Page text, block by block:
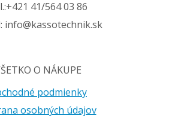
41/564 03 86
info@kassotechnik.sk
O NÁKUPE
podmienky
osobných údajov